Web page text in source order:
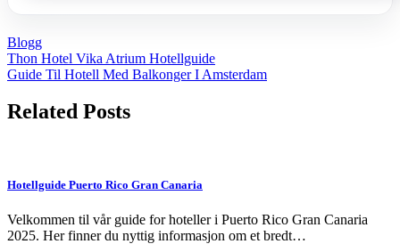
Blogg
Post
navigation
Thon Hotel Vika Atrium Hotellguide
Guide Til Hotell Med Balkonger I Amsterdam
Related Posts
Hotellguide Puerto Rico Gran Canaria
Velkommen til vår guide for hoteller i Puerto Rico Gran Canaria
2025. Her finner du nyttig informasjon om et bredt…